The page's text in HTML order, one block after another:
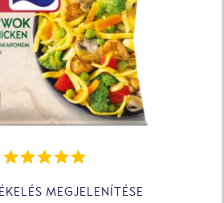
MEGJELENÍTÉSE